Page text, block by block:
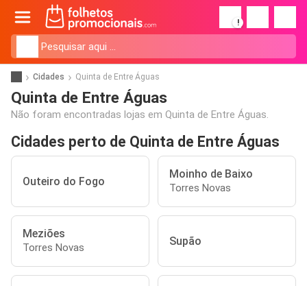
!
Cidades Quinta de Entre Águas
Quinta de Entre Águas
Não foram encontradas lojas em Quinta de Entre Águas.
Cidades perto de Quinta de Entre Águas
Outeiro do Fogo
Moinho de Baixo
Torres Novas
Meziões
Torres Novas Supão